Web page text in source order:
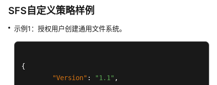
速
入
门
指
SFS自定义策略样例
示例1：授权用户创建通用文件系统。
{
"Version" : "1.1" ,